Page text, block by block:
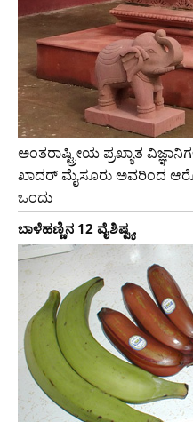
ಅಂತರಾಷ್ಟ್ರೀಯ ಪ್ರಖ್ಯಾತ
ಖಾದರ್ ಮೈಸೂರು ಅವರಿಂದ
ಒಂದು
ಬಾಳೆಹಣ್ಣಿನ 12 ವೈಶಿಷ್ಟ್ಯ